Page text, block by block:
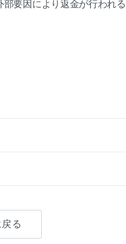
要因により返金が行われ
る